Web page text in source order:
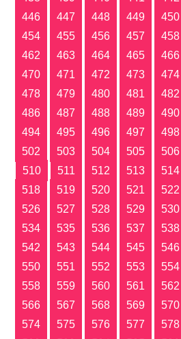
446
447 448 449 450
454
455 456 457 458
462
463 464 465 466
470
471 472 473 474
478
479 480 481 482
486
487 488 489 490
494
495 496 497 498
502
503 504 505 506
510
511 512 513 514
518
519 520 521 522
526
527 528 529 530
534
535 536 537 538
542
543 544 545 546
550
551 552 553 554
558
559 560 561 562
566
567 568 569 570
574
575 576 577 578